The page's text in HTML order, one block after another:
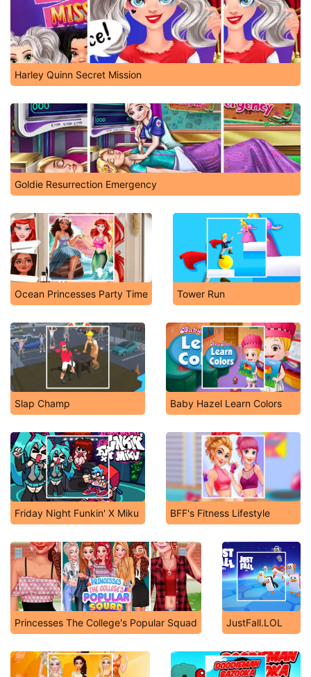
Harley Quinn Secret Mission
Goldie Resurrection Emergency
Ocean Princesses Party Time Tower Run
Slap Champ Baby Hazel Learn Colors
Friday Night Funkin' X Miku BFF's Fitness Lifestyle
Princesses The College's Popular Squad JustFall.LOL